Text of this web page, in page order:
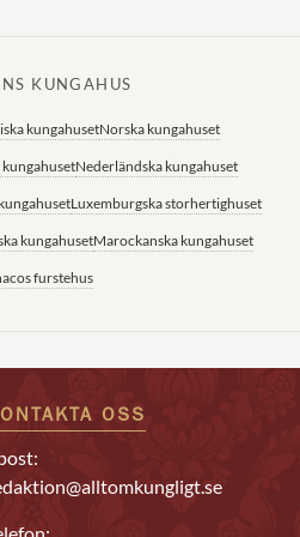
KUNGAHUS
kungahusetNorska kungahuset
kungahusetNederländska kungahuset
Luxemburgska storhertighuset
kungahusetMarockanska kungahuset
furstehus
OSS